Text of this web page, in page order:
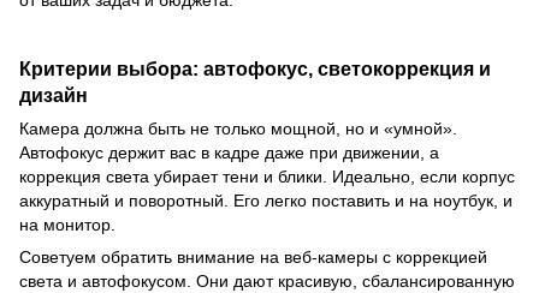
Критерии выбора: автофокус, светокоррекция и
дизайн
Камера должна быть не только мощной, но и «умной».
Автофокус держит вас в кадре даже при движении, а
коррекция света убирает тени и блики. Идеально, если корпус
аккуратный и поворотный. Его легко поставить и на ноутбук, и
на монитор.
Советуем обратить внимание на веб-камеры с коррекцией
света и автофокусом. Они дают красивую, сбалансированную